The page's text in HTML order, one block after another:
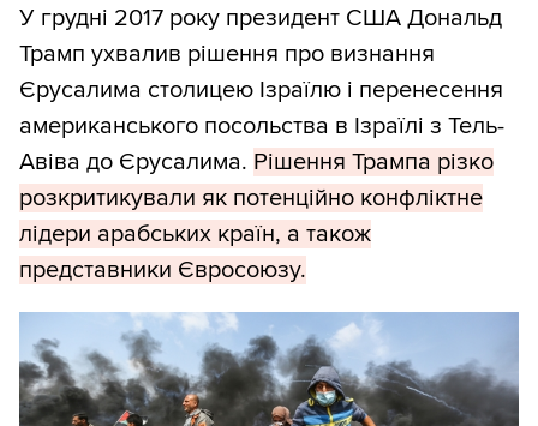
У грудні 2017 року президент США Дональд
Трамп ухвалив рішення про визнання
Єрусалима столицею Ізраїлю і перенесення
американського посольства в Ізраїлі з Тель-
Авіва до Єрусалима. Рішення Трампа різко
розкритикували як потенційно конфліктне
лідери арабських країн, а також
представники Євросоюзу.